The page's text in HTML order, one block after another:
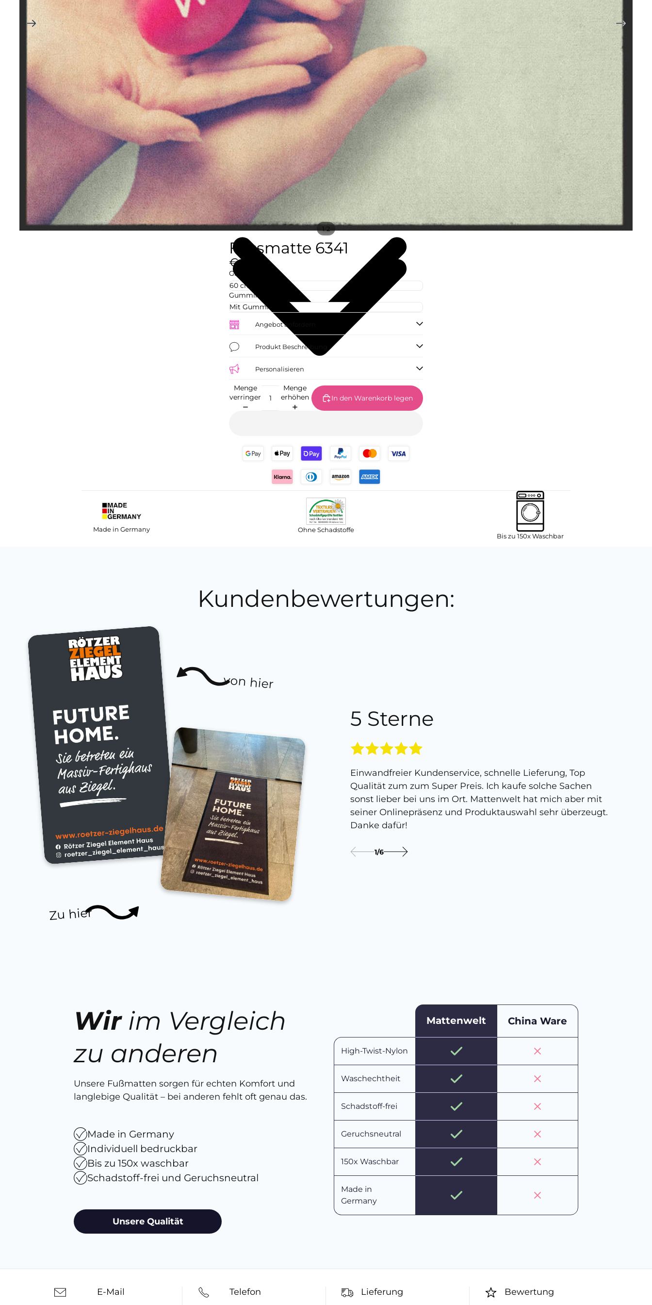
1 2
Fussmatte 6341
€42,73
Größe
Gummirand
Angebot anfordern
Produkt Beschreibung
Personalisieren
Menge
verringern
Menge
erhöhen
In den Warenkorb legen
Made in Germany
Ohne Schadstoffe
Bis zu 150x Waschbar
Kundenbewertungen:
Zu hier
von hier
5 Sterne
Einwandfreier Kundenservice, schnelle Lieferung, Top
Qualität zum zum Super Preis. Ich kaufe solche Sachen
sonst lieber bei uns im Ort. Mattenwelt hat mich aber mit
seiner Onlinepräsenz und Produktauswahl sehr überzeugt.
Danke dafür!
1/6
Wirim Vergleich
zu anderen
Unsere Fußmatten sorgen für echten Komfort und
langlebige Qualität – bei anderen fehlt oft genau das.
Made in Germany
Individuell bedruckbar
Bis zu 150x waschbar
Schadstoff-frei und Geruchsneutral
Unsere Qualität
Mattenwelt China Ware
High-Twist-Nylon
Waschechtheit
Schadstoff-frei
Geruchsneutral
150x Waschbar
Made in
Germany
E-Mail Telefon Lieferung Bewertung